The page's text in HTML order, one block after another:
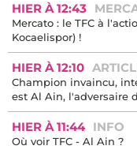
HIER À 12:43
Mercato : le TFC à
Kocaelispor) !
HIER À 12:10
Champion invaincu,
est Al Ain, l'adversaire
HIER À 11:44 INFO
Où voir TFC - Al Ain ?